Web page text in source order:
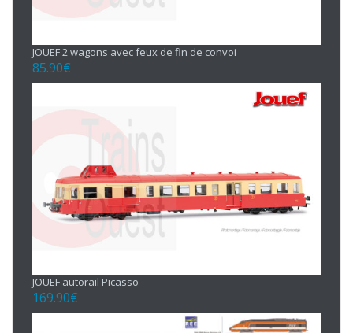
JOUEF 2 wagons avec feux de fin de convoi
85.90€
JOUEF autorail Picasso
169.90€